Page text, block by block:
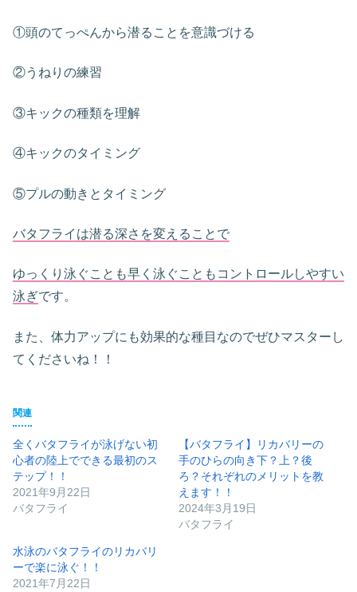
①頭のてっぺんから潜ることを意識づける
②うねりの練習
③キックの種類を理解
④キックのタイミング
⑤プルの動きとタイミング
バタフライは潜る深さを変えることで
ゆっくり泳ぐことも早く泳ぐこともコントロールしやすい
泳ぎです。
また、体力アップにも効果的な種目なのでぜひマスターし
てくださいね！！
関連
全くバタフライが泳げない初
心者の陸上でできる最初のス
テップ！！
2021年9月22日
バタフライ
【バタフライ】リカバリーの
手のひらの向き下？上？後
ろ？それぞれのメリットを教
えます！！
2024年3月19日
バタフライ
水泳のバタフライのリカバリ
ーで楽に泳ぐ！！
2021年7月22日